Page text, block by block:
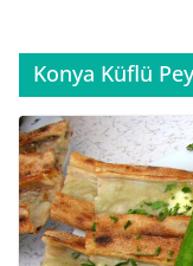
Konya Küflü